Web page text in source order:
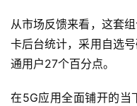
从市场反馈来看，这套
卡后台统计，采用自选
通用户27个百分点。
在5G应用全面铺开的当